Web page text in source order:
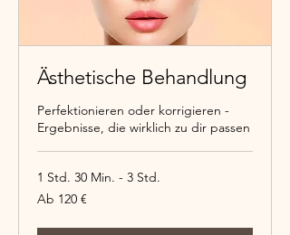
Ästhetische Behandlung
Perfektionieren oder korrigieren -
Ergebnisse, die wirklich zu dir passen
1 Std. 30 Min. - 3 Std.
Ab
120
Ab 120 €